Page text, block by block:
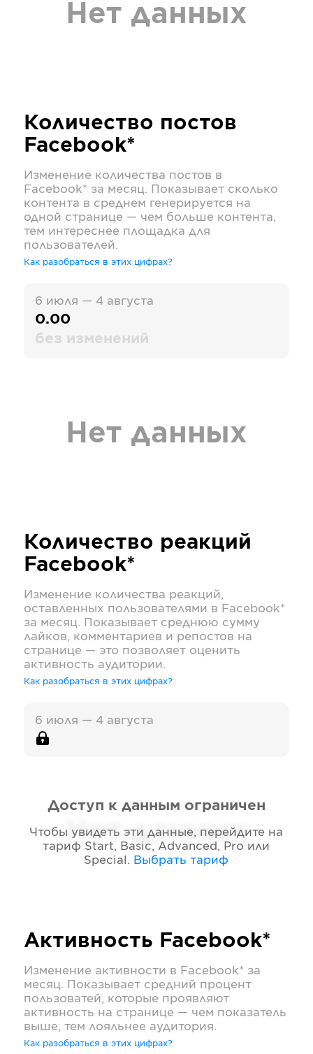
Нет данных
Количество постов
Facebook*
Изменение количества постов в
Facebook* за месяц. Показывает сколько
контента в среднем генерируется на
одной странице — чем больше контента,
тем интереснее площадка для
пользователей.
Как разобраться в этих цифрах?
6 июля — 4 августа
0.00
без изменений
Нет данных
Количество реакций
Facebook*
Изменение количества реакций,
оставленных пользователями в Facebook*
за месяц. Показывает среднюю сумму
лайков, комментариев и репостов на
странице — это позволяет оценить
активность аудитории.
Как разобраться в этих цифрах?
6 июля — 4 августа
Нет данных
Доступ к данным ограничен
Чтобы увидеть эти данные, перейдите на
тариф Start, Basic, Advanced, Pro или
Special . Выбрать тариф
Активность Facebook*
Изменение активности в Facebook* за
месяц. Показывает средний процент
пользоватей, которые проявляют
активность на странице — чем показатель
выше, тем лояльнее аудитория.
Как разобраться в этих цифрах?